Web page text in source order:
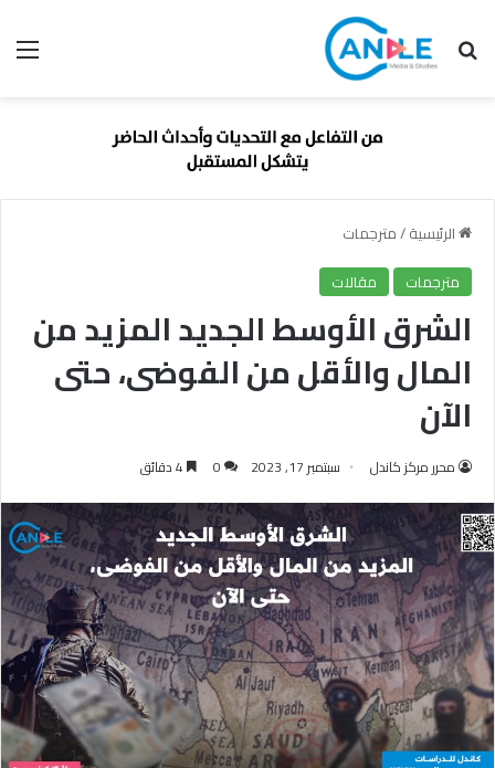
بحث عن
الرئيسية/مترجمات
مترجمات
مقالات
الشرق الأوسط الجديد المزيد من
المال والأقل من الفوضى، حتى
الآن
محرر مركز كاندل سبتمبر 17, 2023 0